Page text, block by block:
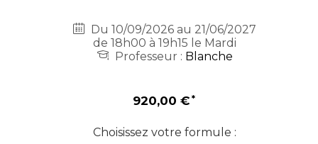
Du 10/09/2026 au 21/06/2027
de 18h00 à 19h15 le Mardi
Professeur : Blanche
920,00 €
Choisissez votre formule :